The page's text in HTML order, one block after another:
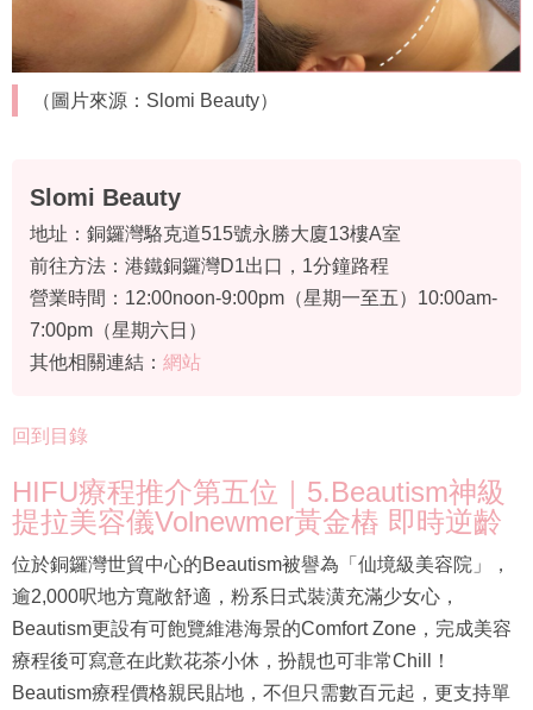
（圖片來源：Slomi Beauty）
Slomi Beauty
地址：銅鑼灣駱克道515號永勝大廈13樓A室
前往方法：港鐵銅鑼灣D1出口，1分鐘路程
營業時間：12:00noon-9:00pm（星期一至五）10:00am-
7:00pm（星期六日）
其他相關連結： 網站
回到目錄
HIFU療程推介第五位｜5.Beautism神級
提拉美容儀Volnewmer黃金樁 即時逆齡
位於銅鑼灣世貿中心的Beautism被譽為「仙境級美容院」，
逾2,000呎地方寬敞舒適，粉系日式裝潢充滿少女心，
Beautism更設有可飽覽維港海景的Comfort Zone，完成美容
療程後可寫意在此歎花茶小休，扮靚也可非常Chill！
Beautism療程價格親民貼地，不但只需數百元起，更支持單